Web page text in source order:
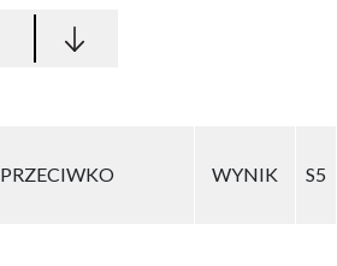
PRZECIWKO WYNIK S5
PRZECIWKO WYNIK S5